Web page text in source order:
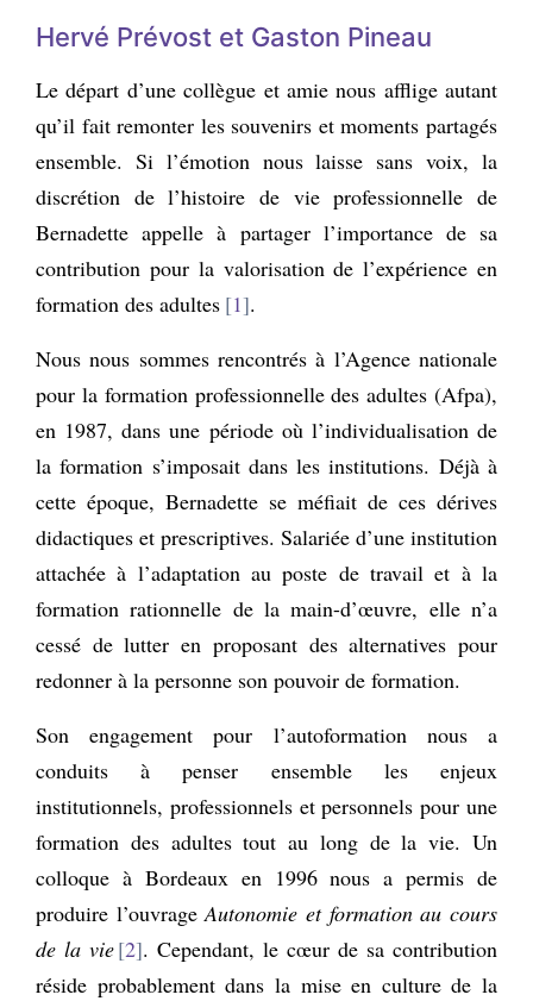
Hervé Prévost et Gaston Pineau
Le départ d’une collègue et amie nous afflige autant
qu’il fait remonter les souvenirs et moments partagés
ensemble. Si l’émotion nous laisse sans voix, la
discrétion de l’histoire de vie professionnelle de
Bernadette appelle à partager l’importance de sa
contribution pour la valorisation de l’expérience en
formation des adultes 1 .
Nous nous sommes rencontrés à l’Agence nationale
pour la formation professionnelle des adultes (Afpa),
en 1987, dans une période où l’individualisation de
la formation s’imposait dans les institutions. Déjà à
cette époque, Bernadette se méfiait de ces dérives
didactiques et prescriptives. Salariée d’une institution
attachée à l’adaptation au poste de travail et à la
formation rationnelle de la main-d’œuvre, elle n’a
cessé de lutter en proposant des alternatives pour
redonner à la personne son pouvoir de formation.
Son engagement pour l’autoformation nous a
conduits à penser ensemble les enjeux
institutionnels, professionnels et personnels pour une
formation des adultes tout au long de la vie. Un
colloque à Bordeaux en 1996 nous a permis de
produire l’ouvrageAutonomie et formation au cours
de la vie 2 . Cependant, le cœur de sa contribution
réside probablement dans la mise en culture de la